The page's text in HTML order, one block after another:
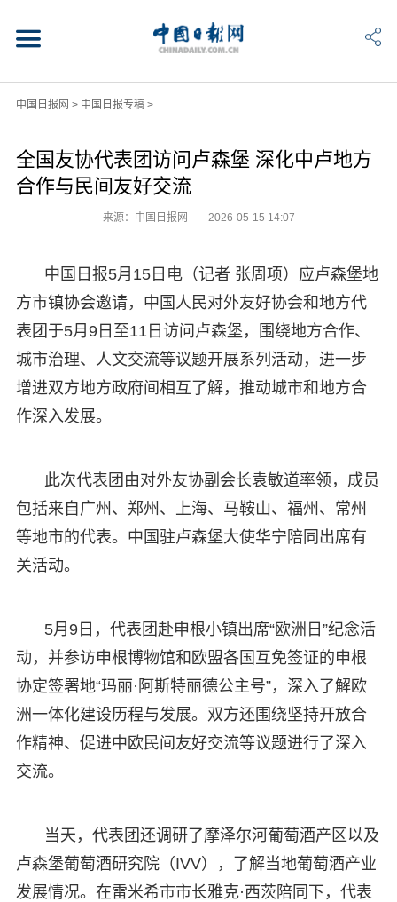
中国日报网 > 中国日报专稿>
全国友协代表团访问卢森堡 深化中卢地方
合作与民间友好交流
来源：中国日报网 2026-05-15 14:07
中国日报5月15日电（记者 张周项）应卢森堡地
方市镇协会邀请，中国人民对外友好协会和地方代
表团于5月9日至11日访问卢森堡，围绕地方合作、
城市治理、人文交流等议题开展系列活动，进一步
增进双方地方政府间相互了解，推动城市和地方合
作深入发展。
此次代表团由对外友协副会长袁敏道率领，成员
包括来自广州、郑州、上海、马鞍山、福州、常州
等地市的代表。中国驻卢森堡大使华宁陪同出席有
关活动。
5月9日，代表团赴申根小镇出席“欧洲日”纪念活
动，并参访申根博物馆和欧盟各国互免签证的申根
协定签署地“玛丽·阿斯特丽德公主号”，深入了解欧
洲一体化建设历程与发展。双方还围绕坚持开放合
作精神、促进中欧民间友好交流等议题进行了深入
交流。
当天，代表团还调研了摩泽尔河葡萄酒产区以及
卢森堡葡萄酒研究院（IVV），了解当地葡萄酒产业
发展情况。在雷米希市市长雅克·西茨陪同下，代表